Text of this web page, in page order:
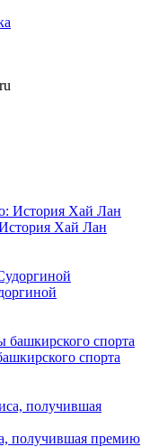
Хай Лан
спорта
получившая премию